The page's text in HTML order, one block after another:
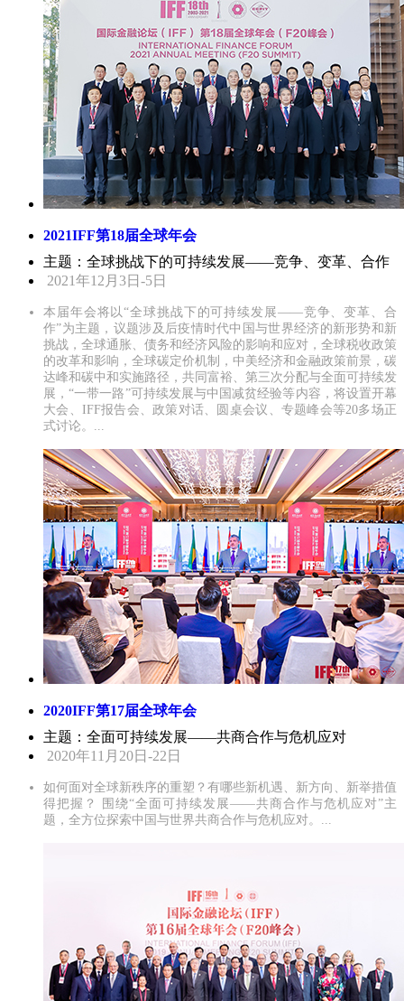
2021IFF第18届全球年会
主题：全球挑战下的可持续发展——竞争、变革、合作
2021年12月3日-5日
本届年会将以“全球挑战下的可持续发展——竞争、变革、合
作”为主题，议题涉及后疫情时代中国与世界经济的新形势和新
挑战，全球通胀、债务和经济风险的影响和应对，全球税收政策
的改革和影响，全球碳定价机制，中美经济和金融政策前景，碳
达峰和碳中和实施路径，共同富裕、第三次分配与全面可持续发
展，“一带一路”可持续发展与中国减贫经验等内容，将设置开幕
大会、IFF报告会、政策对话、圆桌会议、专题峰会等20多场正
式讨论。...
2020IFF第17届全球年会
主题：全面可持续发展——共商合作与危机应对
2020年11月20日-22日
如何面对全球新秩序的重塑？有哪些新机遇、新方向、新举措值
得把握？ 围绕“全面可持续发展——共商合作与危机应对”主
题，全方位探索中国与世界共商合作与危机应对。...